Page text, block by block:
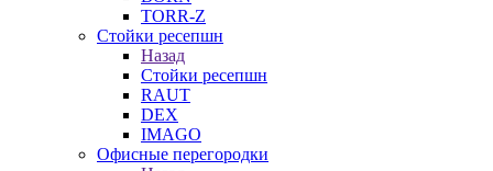
TORR-Z
Стойки ресепшн
Назад
Стойки ресепшн
RAUT
DEX
IMAGO
Офисные перегородки